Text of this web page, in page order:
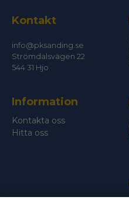
Kontakt
info@pksanding.se
Strömdalsvägen 22
544 31 Hjo
Information
Kontakta oss
Hitta oss